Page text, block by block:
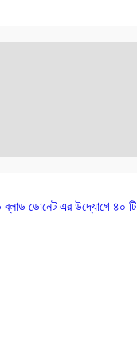
ব্লাড ডোনেট এর উদ্যোগে ৪০ টি